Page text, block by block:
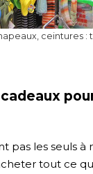
ceintures :
pas les seuls à
tout ce